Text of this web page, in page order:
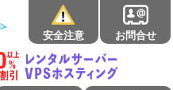
安全注意 お問合せ